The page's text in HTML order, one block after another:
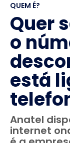
QUEM É?
Quer
o
está
Anatel
internet